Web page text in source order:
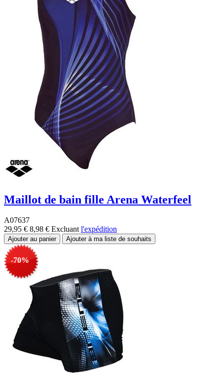
Maillot de bain fille Arena Waterfeel
A07637
29,95 € 8,98 € Excluantl'expédition
-70%